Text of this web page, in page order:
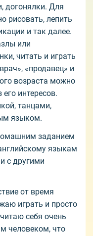
догонялки. Для
рисовать, лепить
и так далее.
или
читать и играть
«продавец» и
возраста можно
интересов.
танцами,
языком.
заданием
языкам
с другими
от время
играть и просто
себя очень
человеком, что